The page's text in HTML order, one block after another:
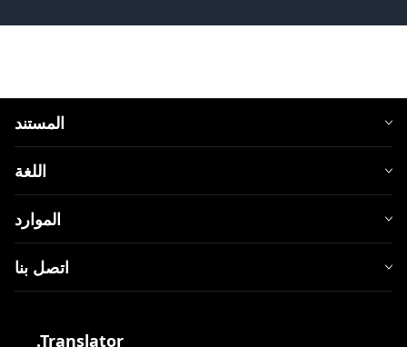
المستند
اللغة
الموارد
اتصل بنا
.Translator